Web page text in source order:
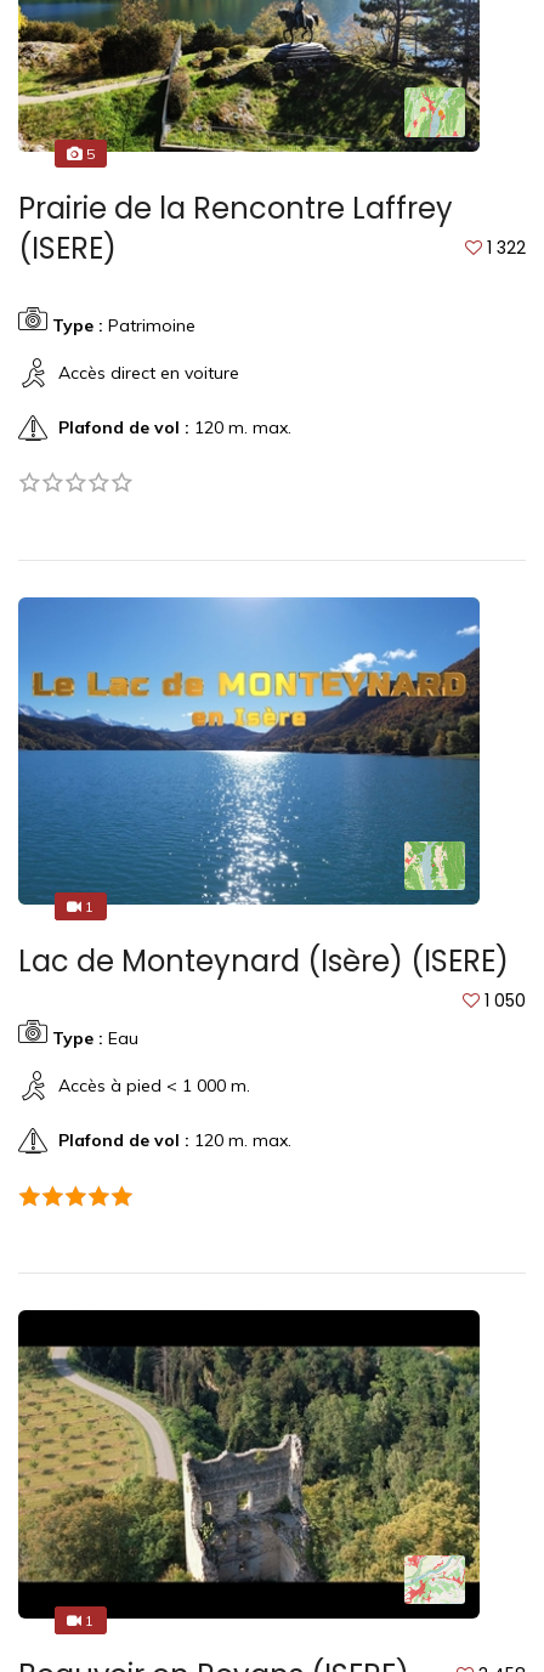
5
Prairie de la Rencontre Laffrey
(ISERE)
1 322
Type : Patrimoine
Accès direct en voiture
Plafond de vol : 120 m. max.
1
1
Lac de Monteynard (Isère) (ISERE)
1 050
Type : Eau
Accès à pied < 1 000 m.
Plafond de vol : 120 m. max.
11